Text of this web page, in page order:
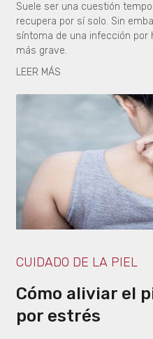
Suele ser una cuestión
recupera por sí solo. Sin
síntoma de una infección por
más grave.
LEER MÁS
CUIDADO DE LA PIEL
Cómo aliviar el
por estrés